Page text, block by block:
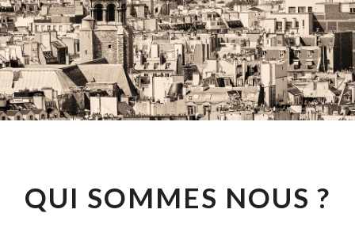
CONSEIL EN
INVESTISSEMENT
LOCATIF
GARANTIR L' ACQUISITION
QUI SOMMES NOUS ?